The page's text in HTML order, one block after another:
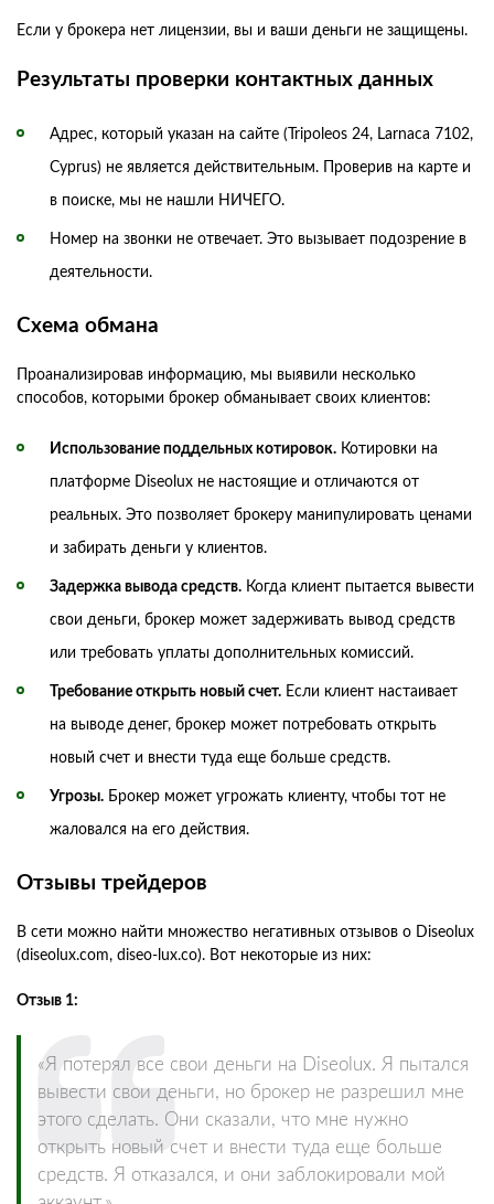
Если у брокера нет лицензии, вы и ваши деньги не защищены.
Результаты проверки контактных данных
Адрес, который указан на сайте (Tripoleos 24, Larnaca 7102,
Cyprus) не является действительным. Проверив на карте и
в поиске, мы не нашли НИЧЕГО.
Номер на звонки не отвечает. Это вызывает подозрение в
деятельности.
Схема обмана
Проанализировав информацию, мы выявили несколько
способов, которыми брокер обманывает своих клиентов:
Использование поддельных котировок. Котировки на
платформе Diseolux не настоящие и отличаются от
реальных. Это позволяет брокеру манипулировать ценами
и забирать деньги у клиентов.
Задержка вывода средств. Когда клиент пытается вывести
свои деньги, брокер может задерживать вывод средств
или требовать уплаты дополнительных комиссий.
Требование открыть новый счет. Если клиент настаивает
на выводе денег, брокер может потребовать открыть
новый счет и внести туда еще больше средств.
Угрозы. Брокер может угрожать клиенту, чтобы тот не
жаловался на его действия.
Отзывы трейдеров
В сети можно найти множество негативных отзывов о Diseolux
(diseolux.com, diseo-lux.co). Вот некоторые из них:
Отзыв 1:
«Я потерял все свои деньги на Diseolux. Я пытался
вывести свои деньги, но брокер не разрешил мне
этого сделать. Они сказали, что мне нужно
открыть новый счет и внести туда еще больше
средств. Я отказался, и они заблокировали мой